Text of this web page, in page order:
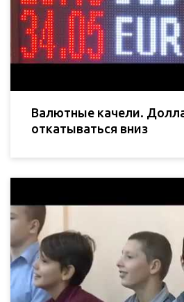
Валютные качели.
откатываться вниз